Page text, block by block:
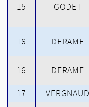
15 GODET
16 DERAME
16 DERAME
17
VERGNAUD